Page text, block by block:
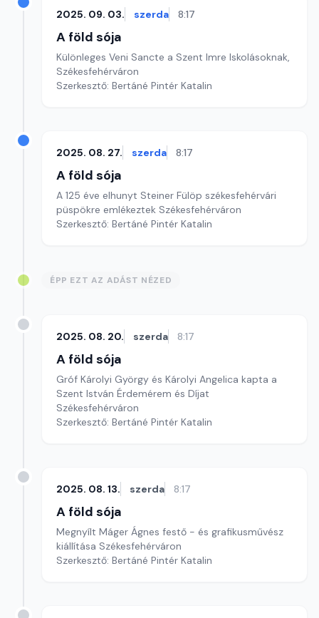
2025. 09. 03. szerda 8:17
A föld sója
Különleges Veni Sancte a Szent Imre Iskolásoknak,
Székesfehérváron
Szerkesztő: Bertáné Pintér Katalin
2025. 08. 27. szerda 8:17
A föld sója
A 125 éve elhunyt Steiner Fülöp székesfehérvári
püspökre emlékeztek Székesfehérváron
Szerkesztő: Bertáné Pintér Katalin
ÉPP EZT AZ ADÁST NÉZED
2025. 08. 20. szerda 8:17
A föld sója
Gróf Károlyi György és Károlyi Angelica kapta a
Szent István Érdemérem és Díjat
Székesfehérváron
Szerkesztő: Bertáné Pintér Katalin
2025. 08. 13. szerda 8:17
A föld sója
Megnyílt Máger Ágnes festő - és grafikusművész
kiállítása Székesfehérváron
Szerkesztő: Bertáné Pintér Katalin